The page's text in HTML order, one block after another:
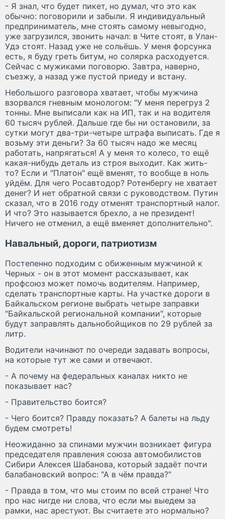
- Я знал, что будет пикет, но думал, что это как
обычно: поговорили и забыли. Я индивидуальный
предприниматель, мне стоять самому невыгодно,
уже загрузился, звонить начал: в Чите стоят, в Улан-
Удэ стоят. Назад уже не сольёшь. У меня форсунка
есть, я буду греть битум, но солярка расходуется.
Сейчас с мужиками поговорю. Завтра, наверно,
съезжу, а назад уже пустой приеду и встану.
Небольшого разговора хватает, чтобы мужчина
взорвался гневным монологом: "У меня перегруз 2
тонны. Мне выписали как на ИП, так и на водителя
60 тысяч рублей. Дальше где бы ни остановили, за
сутки могут два-три-четыре штрафа выписать. Где я
возьму эти деньги? За 60 тысяч надо же месяц
работать, напрягаться! А у меня то колесо, то ещё
какая-нибудь деталь из строя выходит. Как жить-
то? Если и "Платон" ещё вменят, то вообще в ноль
уйдём. Для чего Росавтодор? Ротенбергу не хватает
денег? И нет обратной связи с руководством. Путин
сказал, что в 2016 году отменят транспортный налог.
И что? Это называется брехло, а не президент!
Ничего не отменил, а ещё вменяет дополнительно".
Навальный, дороги, патриотизм
Постепенно подходим с обиженным мужчиной к
Черных - он в этот момент рассказывает, как
профсоюз может помочь водителям. Например,
сделать транспортные карты. На участке дороги в
Байкальском регионе выбрать четыре заправки
"Байкальской региональной компании", которые
будут заправлять дальнобойщиков по 29 рублей за
литр.
Водители начинают по очереди задавать вопросы,
на которые тут же сами и отвечают.
- А почему на федеральных каналах никто не
показывает нас?
- Правительство боится?
- Чего боится? Правду показать? А балеты на льду
будем смотреть!
Неожиданно за спинами мужчин возникает фигура
председателя правления союза автомобилистов
Сибири Алексея Шабанова, который задаёт почти
балабановский вопрос: "А в чём правда?"
- Правда в том, что мы стоим по всей стране! Что
про нас нигде ни слова, что если мы выедем за
рамки, нас арестуют. Вы считаете это нормально?